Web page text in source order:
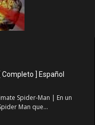
] Español
Spider-Man | En un
Man que...